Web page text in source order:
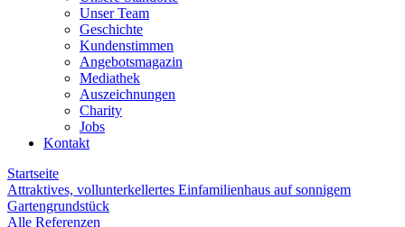
Unser Team
Geschichte
Kundenstimmen
Angebotsmagazin
Mediathek
Auszeichnungen
Charity
Jobs
Kontakt
Startseite
Attraktives, vollunterkellertes Einfamilienhaus auf sonnigem
Gartengrundstück
Alle Referenzen